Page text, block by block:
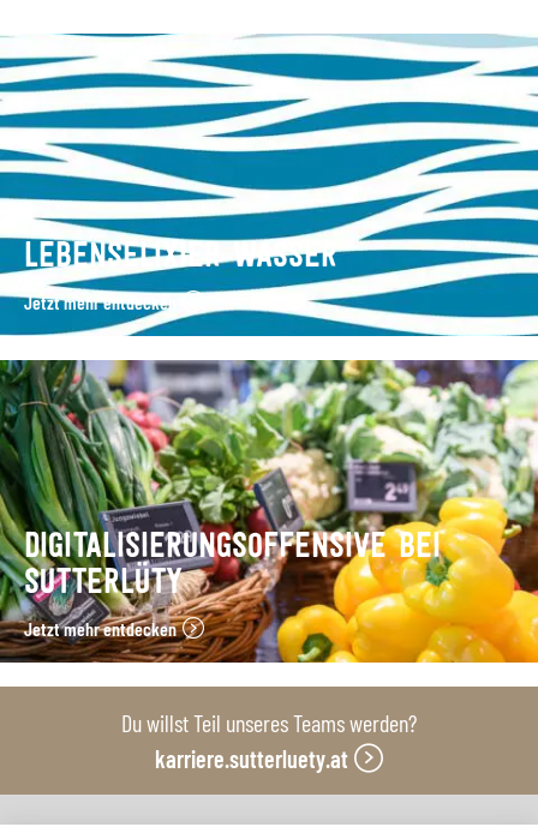
LEBENSELIXIER WASSER
Jetzt mehr entdecken
DIGITALISIERUNGSOFFENSIVE BEI
SUTTERLÜTY
Jetzt mehr entdecken
Du willst Teil unseres Teams werden?
karriere.sutterluety.at
Unsere Produktionsbetriebe